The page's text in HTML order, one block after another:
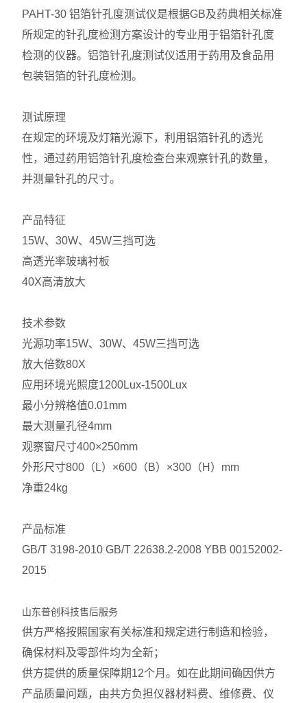
PAHT-30 铝箔针孔度测试仪是根据GB及药典相关标准
所规定的针孔度检测方案设计的专业用于铝箔针孔度
检测的仪器。铝箔针孔度测试仪适用于药用及食品用
包装铝箔的针孔度检测。
测试原理
在规定的环境及灯箱光源下，利用铝箔针孔的透光
性，通过药用铝箔针孔度检查台来观察针孔的数量，
并测量针孔的尺寸。
产品特征
15W、30W、45W三挡可选
高透光率玻璃衬板
40X高清放大
技术参数
光源功率15W、30W、45W三挡可选
放大倍数80X
应用环境光照度1200Lux-1500Lux
最小分辨格值0.01mm
最大测量孔径4mm
观察窗尺寸400×250mm
外形尺寸800（L）×600（B）×300（H）mm
净重24kg
产品标准
GB/T 3198-2010 GB/T 22638.2-2008 YBB 00152002-
2015
山东普创科技售后服务
供方严格按照国家有关标准和规定进行制造和检验，
确保材料及零部件均为全新；
供方提供的质量保障期12个月。如在此期间确因供方
产品质量问题，由共方负担仪器材料费、维修费、仪